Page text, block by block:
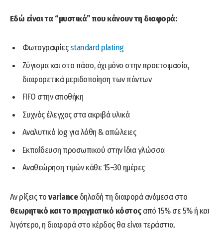
Εδώ είναι τα “μυστικά” που κάνουν τη διαφορά:
Φωτογραφίεςstandard plating
Ζύγισμα και στο πάσο, όχι μόνο στην προετοιμασία,
διαφορετικά μεριδοποίηση των πάντων
FIFO στην αποθήκη
Συχνός έλεγχος στα ακριβά υλικά
Αναλυτικό log για λάθη & απώλειες
Εκπαίδευση προσωπικού στην ίδια γλώσσα
Αναθεώρηση τιμών κάθε 15–30 ημέρες
Αν ρίξεις τοvarianceδηλαδή τη διαφορά ανάμεσα στο
θεωρητικό και το πραγματικό κόστοςαπό 15% σε 5% ή και
λιγότερο, η διαφορά στο κέρδος θα είναι τεράστια.